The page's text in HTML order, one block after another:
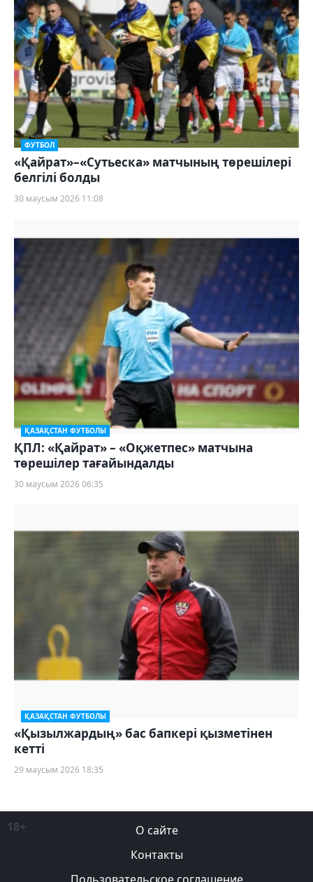
ФУТБОЛ
«Қайрат»–«Сутьеска» матчының төрешілері
белгілі болды
30 маусым 2026 11:08
ҚАЗАҚСТАН ФУТБОЛЫ
ҚПЛ: «Қайрат» – «Оқжетпес» матчына
төрешілер тағайындалды
30 маусым 2026 06:35
ҚАЗАҚСТАН ФУТБОЛЫ
«Қызылжардың» бас бапкері қызметінен
кетті
29 маусым 2026 18:35
18+
О сайте
Контакты